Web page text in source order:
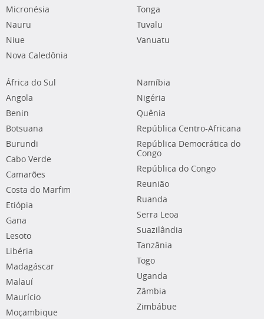
Micronésia
Nauru
Niue
Nova Caledônia
Tonga
Tuvalu
Vanuatu
África do Sul
Angola
Benin
Botsuana
Burundi
Cabo Verde
Camarões
Costa do Marfim
Etiópia
Gana
Lesoto
Libéria
Madagáscar
Malauí
Maurício
Moçambique
Namíbia
Nigéria
Quênia
República Centro-Africana
República Democrática do
Congo
República do Congo
Reunião
Ruanda
Serra Leoa
Suazilândia
Tanzânia
Togo
Uganda
Zâmbia
Zimbábue